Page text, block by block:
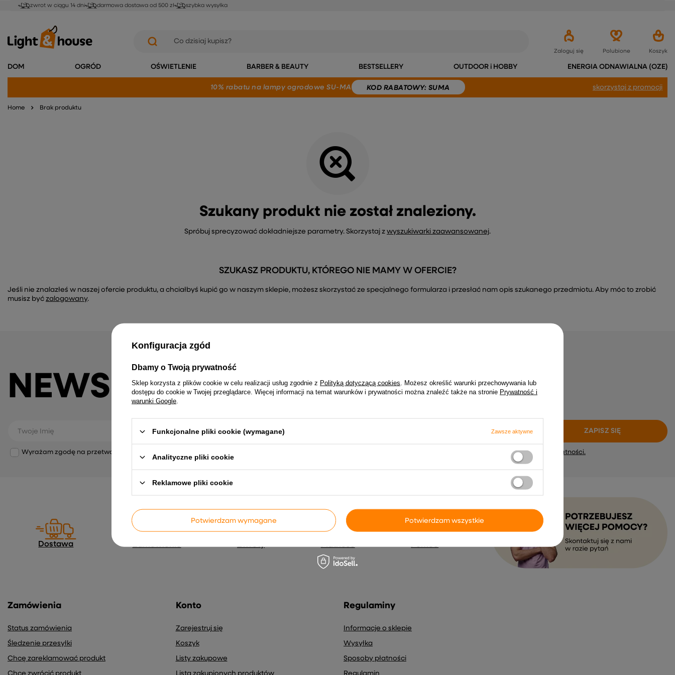
zwrot w ciągu 14 dni darmowa dostawa od 500 zł szybka wysyłka
Zaloguj się Polubione Koszyk
DOM OGRÓD OŚWIETLENIE BARBER & BEAUTY BESTSELLERY OUTDOOR i HOBBY ENERGIA ODNAWIALNA (OZE)
10% rabatu na lampy ogrodowe SU-MA KOD RABATOWY: SUMA skorzystaj z promocji
Home Brak produktu
Szukany produkt nie został znaleziony.
Spróbuj sprecyzować dokładniejsze parametry. Skorzystaj z wyszukiwarki zaawansowanej.
SZUKASZ PRODUKTU, KTÓREGO NIE MAMY W OFERCIE?
Jeśli nie znalazłeś w naszej ofercie produktu, a chciałbyś kupić go w naszym sklepie, możesz skorzystać ze specjalnego formularza i przesłać nam opis szukanego przedmiotu. Aby móc to zrobić
musisz być zalogowany.
NEWSLETTER
Dołącz do newslettera i nie przegap żadnych okazji
– tylko najciekawsze informacje, zero spamu!
Twoje Imię Twój email
Wyrażam zgodę na przetwarzanie moich danych osobowych (adres e-mail) na potrzeby wysyłki newslettera z informacją handlową (marketing). Więcej wpolityce prywatności.
ZAPISZ SIĘ
Dostawa Zamówienie Zwroty Płatność Pomoc
Zamówienia
Status zamówienia
Śledzenie przesyłki
Chcę zareklamować produkt
Chcę zwrócić produkt
Konto
Zarejestruj się
Koszyk
Listy zakupowe
Lista zakupionych produktów
Regulaminy
Informacje o sklepie
Wysyłka
Sposoby płatności
Regulamin
Konfiguracja zgód
Dbamy o Twoją prywatność
Sklep korzysta z plików cookie w celu realizacji usług zgodnie z Polityką dotyczącą cookies . Możesz określić warunki przechowywania lub
dostępu do cookie w Twojej przeglądarce. Więcej informacji na temat warunków i prywatności można znaleźć także na stronie Prywatność i
warunki Google
Funkcjonalne pliki cookie (wymagane) Zawsze aktywne
Analityczne pliki cookie
Reklamowe pliki cookie
Potwierdzam wymagane Potwierdzam wszystkie